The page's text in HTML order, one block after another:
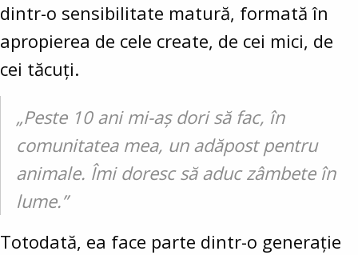
dintr-o sensibilitate matură, formată în
apropierea de cele create, de cei mici, de
cei tăcuți.
„Peste 10 ani mi-aș dori să fac, în
comunitatea mea, un adăpost pentru
animale. Îmi doresc să aduc zâmbete în
lume.”
Totodată, ea face parte dintr-o generație